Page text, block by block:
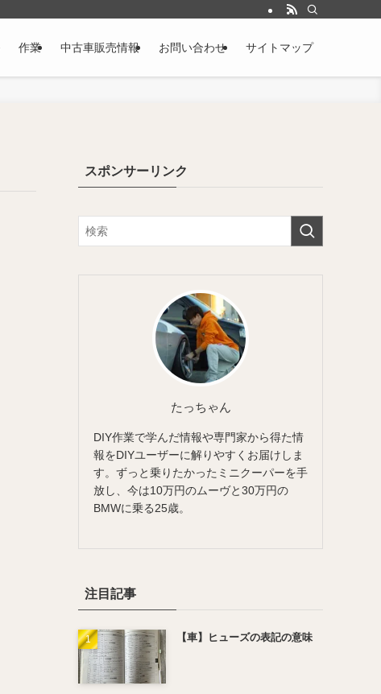
作業 中古車販売情報 お問い合わせ サイトマップ
スポンサーリンク
たっちゃん
DIY作業で学んだ情報や専門家から得た情
報をDIYユーザーに解りやすくお届けしま
す。ずっと乗りたかったミニクーパーを手
放し、今は10万円のムーヴと30万円の
BMWに乗る25歳。
注目記事
【車】ヒューズの表記の意味